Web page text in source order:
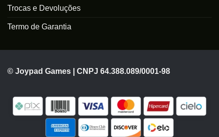
Trocas e Devoluções
Termo de Garantia
© Joypad Games | CNPJ 64.388.089/0001-98